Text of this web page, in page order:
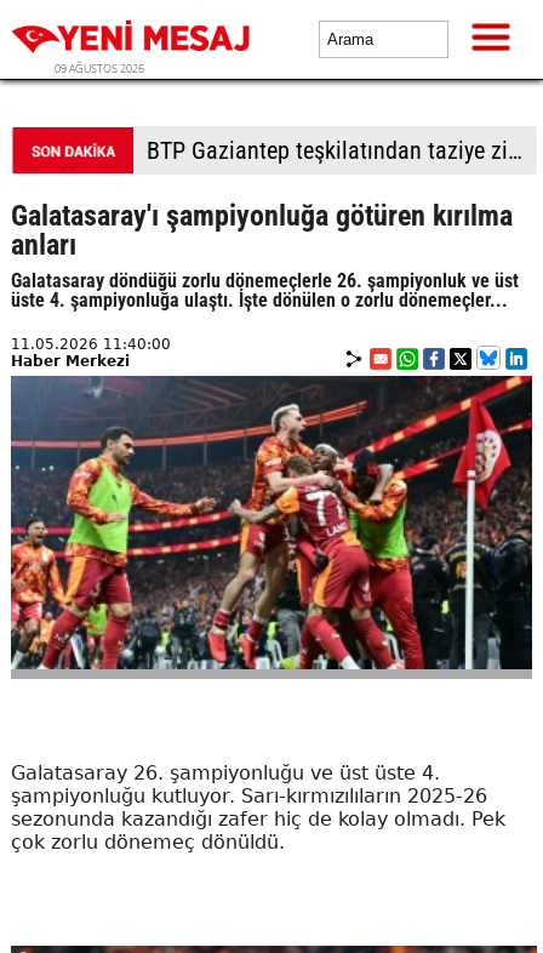
09 AĞUSTOS 2026
BTP Denizli'den Merkezefendi'de saha çalışması
Galatasaray'ı şampiyonluğa götüren kırılma
anları
Galatasaray döndüğü zorlu dönemeçlerle 26. şampiyonluk ve üst
üste 4. şampiyonluğa ulaştı. İşte dönülen o zorlu dönemeçler...
11.05.2026 11:40:00
Haber Merkezi
Galatasaray 26. şampiyonluğu ve üst üste 4.
şampiyonluğu kutluyor. Sarı-kırmızılıların 2025-26
sezonunda kazandığı zafer hiç de kolay olmadı. Pek
çok zorlu dönemeç dönüldü.